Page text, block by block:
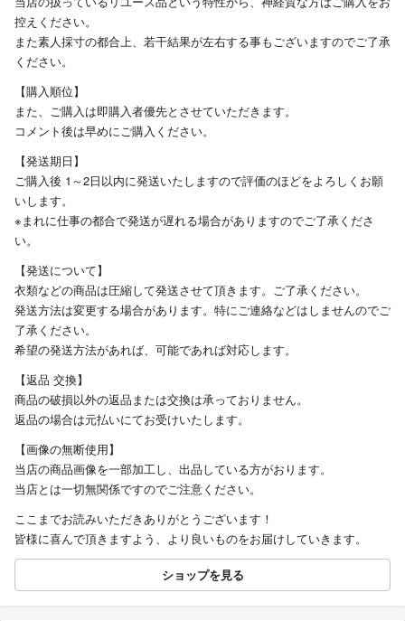
控えください。
また素人採寸の都合上、若干結果が左右する事もございますのでご了承
ください。
【購入順位】
また、ご購入は即購入者優先とさせていただきます。
コメント後は早めにご購入ください。
【発送期日】
ご購入後 1～2日以内に発送いたしますので評価のほどをよろしくお願
いします。
※まれに仕事の都合で発送が遅れる場合がありますのでご了承くださ
い。
【発送について】
衣類などの商品は圧縮して発送させて頂きます。ご了承ください。
発送方法は変更する場合があります。特にご連絡などはしませんのでご
了承ください。
希望の発送方法があれば、可能であれば対応します。
【返品 交換】
商品の破損以外の返品または交換は承っておりません。
返品の場合は元払いにてお受けいたします。
【画像の無断使用】
当店の商品画像を一部加工し、出品している方がおります。
当店とは一切無関係ですのでご注意ください。
ここまでお読みいただきありがとうございます！
皆様に喜んで頂きますよう、より良いものをお届けしていきます。
ショップを見る